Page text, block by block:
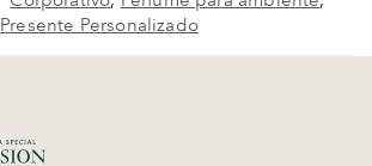
Presente Personalizado